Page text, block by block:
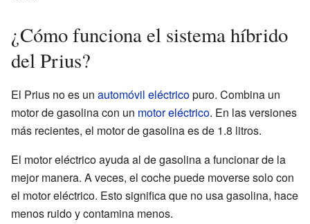
¿Cómo funciona el sistema híbrido
del Prius?
El Prius no es un automóvil eléctricopuro. Combina un
motor de gasolina con un motor eléctrico. En las versiones
más recientes, el motor de gasolina es de 1.8 litros.
El motor eléctrico ayuda al de gasolina a funcionar de la
mejor manera. A veces, el coche puede moverse solo con
el motor eléctrico. Esto significa que no usa gasolina, hace
menos ruido y contamina menos.